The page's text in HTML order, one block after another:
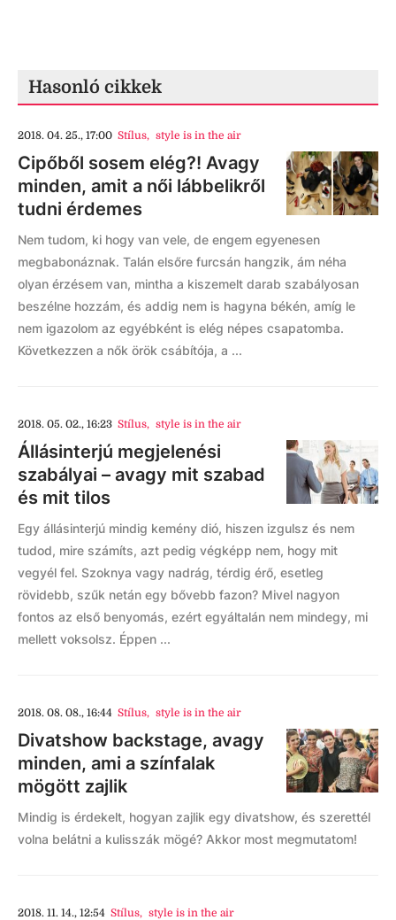
Hasonló cikkek
2018. 04. 25., 17:00 Stílus, style is in the air
Cipőből sosem elég?! Avagy
minden, amit a női lábbelikről
tudni érdemes
Nem tudom, ki hogy van vele, de engem egyenesen
megbabonáznak. Talán elsőre furcsán hangzik, ám néha
olyan érzésem van, mintha a kiszemelt darab szabályosan
beszélne hozzám, és addig nem is hagyna békén, amíg le
nem igazolom az egyébként is elég népes csapatomba.
Következzen a nők örök csábítója, a ...
2018. 05. 02., 16:23 Stílus, style is in the air
Állásinterjú megjelenési
szabályai – avagy mit szabad
és mit tilos
Egy állásinterjú mindig kemény dió, hiszen izgulsz és nem
tudod, mire számíts, azt pedig végképp nem, hogy mit
vegyél fel. Szoknya vagy nadrág, térdig érő, esetleg
rövidebb, szűk netán egy bővebb fazon? Mivel nagyon
fontos az első benyomás, ezért egyáltalán nem mindegy, mi
mellett voksolsz. Éppen ...
2018. 08. 08., 16:44 Stílus, style is in the air
Divatshow backstage, avagy
minden, ami a színfalak
mögött zajlik
Mindig is érdekelt, hogyan zajlik egy divatshow, és szerettél
volna belátni a kulisszák mögé? Akkor most megmutatom!
2018. 11. 14., 12:54 Stílus, style is in the air